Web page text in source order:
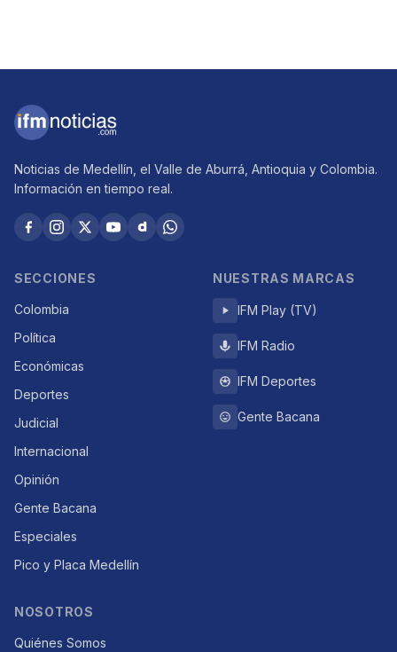
Noticias de Medellín, el Valle de Aburrá, Antioquia y Colombia.
Información en tiempo real.
SECCIONES
Colombia
Política
Económicas
Deportes
Judicial
Internacional
Opinión
Gente Bacana
Especiales
Pico y Placa Medellín
NUESTRAS MARCAS
IFM Play (TV)
IFM Radio
IFM Deportes
Gente Bacana
NOSOTROS
Quiénes Somos